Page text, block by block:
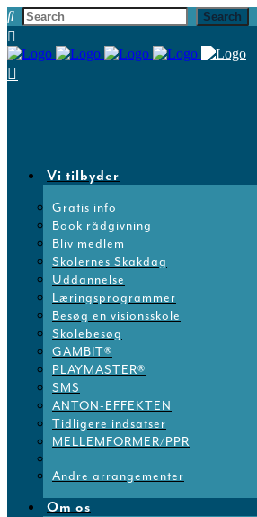
Vi tilbyder
Gratis info
Book rådgivning
Bliv medlem
Skolernes Skakdag
Uddannelse
Læringsprogrammer
Besøg en visionsskole
Skolebesøg
GAMBIT®
PLAYMASTER®
SMS
ANTON-EFFEKTEN
Tidligere indsatser
MELLEMFORMER/PPR
Andre arrangementer
Om os